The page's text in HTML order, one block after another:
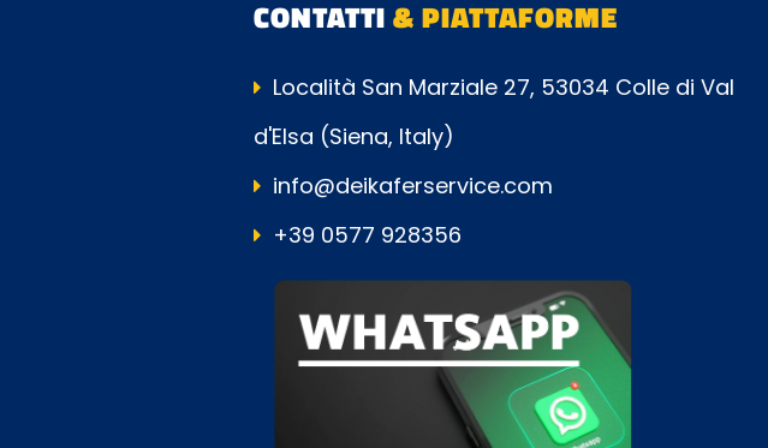
CONTATTI& PIATTAFORME
Località San Marziale 27, 53034 Colle di Val
d'Elsa (Siena, Italy)
info@deikaferservice.com
+39 0577 928356